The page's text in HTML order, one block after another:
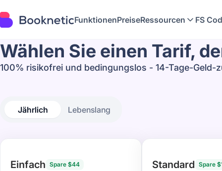
FunktionenPreiseRessourcen FS
Wählen Sie einen Tarif,
100% risikofrei und bedingungslos - 14-Tage-Geld-
Jährlich Lebenslang
Einfach Spare $44 Standard Spare